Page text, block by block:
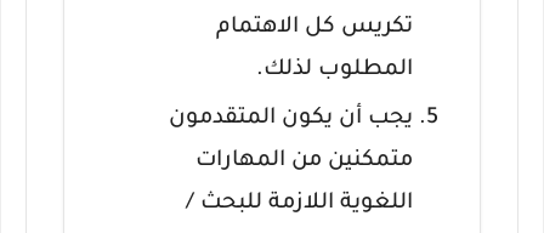
تكريس كل الاهتمام
المطلوب لذلك.
يجب أن يكون المتقدمون
متمكنين من المهارات
اللغوية اللازمة للبحث /